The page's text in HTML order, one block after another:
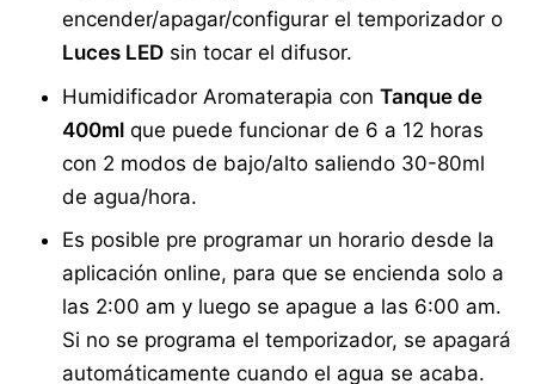
encender/apagar/configurar el temporizador o
Luces LED sin tocar el difusor.
Humidificador Aromaterapia con Tanque de
400ml que puede funcionar de 6 a 12 horas
con 2 modos de bajo/alto saliendo 30-80ml
de agua/hora.
Es posible pre programar un horario desde la
aplicación online, para que se encienda solo a
las 2:00 am y luego se apague a las 6:00 am.
Si no se programa el temporizador, se apagará
automáticamente cuando el agua se acaba.